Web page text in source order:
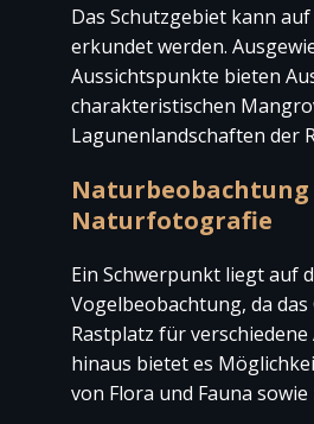
Das Schutzgebiet kann
erkundet werden.
Aussichtspunkte bieten
charakteristischen
Lagunenlandschaften der
Naturfotografie
Ein Schwerpunkt liegt auf
Vogelbeobachtung, da
Rastplatz für
hinaus bietet es
von Flora und Fauna